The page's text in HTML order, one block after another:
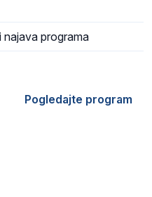
najava programa
Pogledajte program